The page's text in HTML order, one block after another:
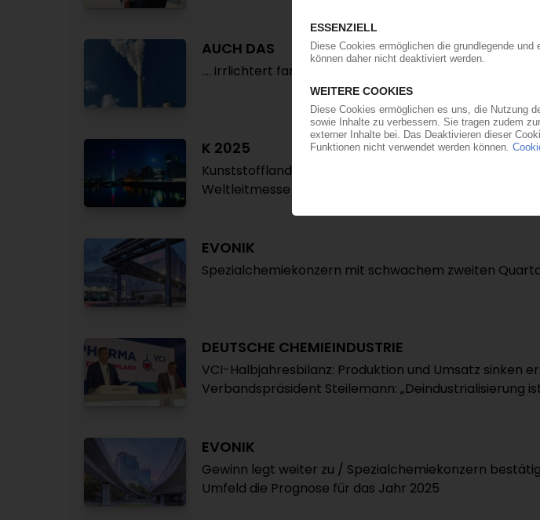
AUCH DAS
.... irrlichtert fantastisch:
K 2025
Kunststoffland NRW lädt zum „High-Level-Empfang“
Weltleitmesse
EVONIK
Spezialchemiekonzern mit schwachem zweiten
DEUTSCHE CHEMIEINDUSTRIE
VCI-Halbjahresbilanz: Produktion und Umsatz sinken
Verbandspräsident Steilemann: „Deindustrialisierung
EVONIK
Gewinn legt weiter zu / Spezialchemiekonzern
Umfeld die Prognose für das Jahr 2025